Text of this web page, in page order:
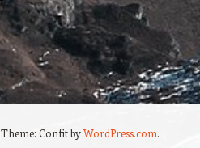
Theme: Confit byWordPress.com.